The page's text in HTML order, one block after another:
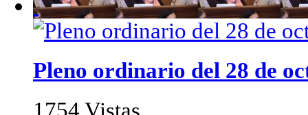
Pleno ordinario del 28 de